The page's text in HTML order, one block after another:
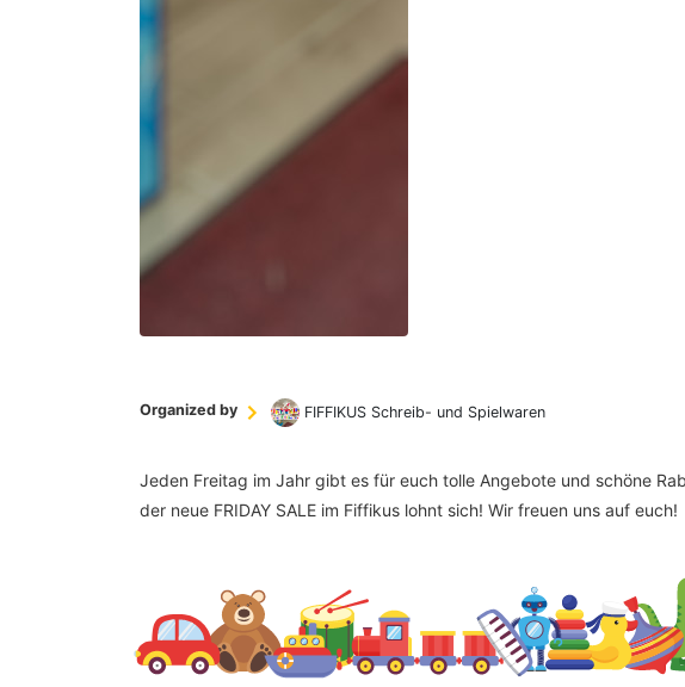
Organized by FIFFIKUS Schreib- und Spielwaren
Jeden Freitag im Jahr gibt es für euch tolle Angebote und schöne
der neue FRIDAY SALE im Fiffikus lohnt sich! Wir freuen uns auf euch!